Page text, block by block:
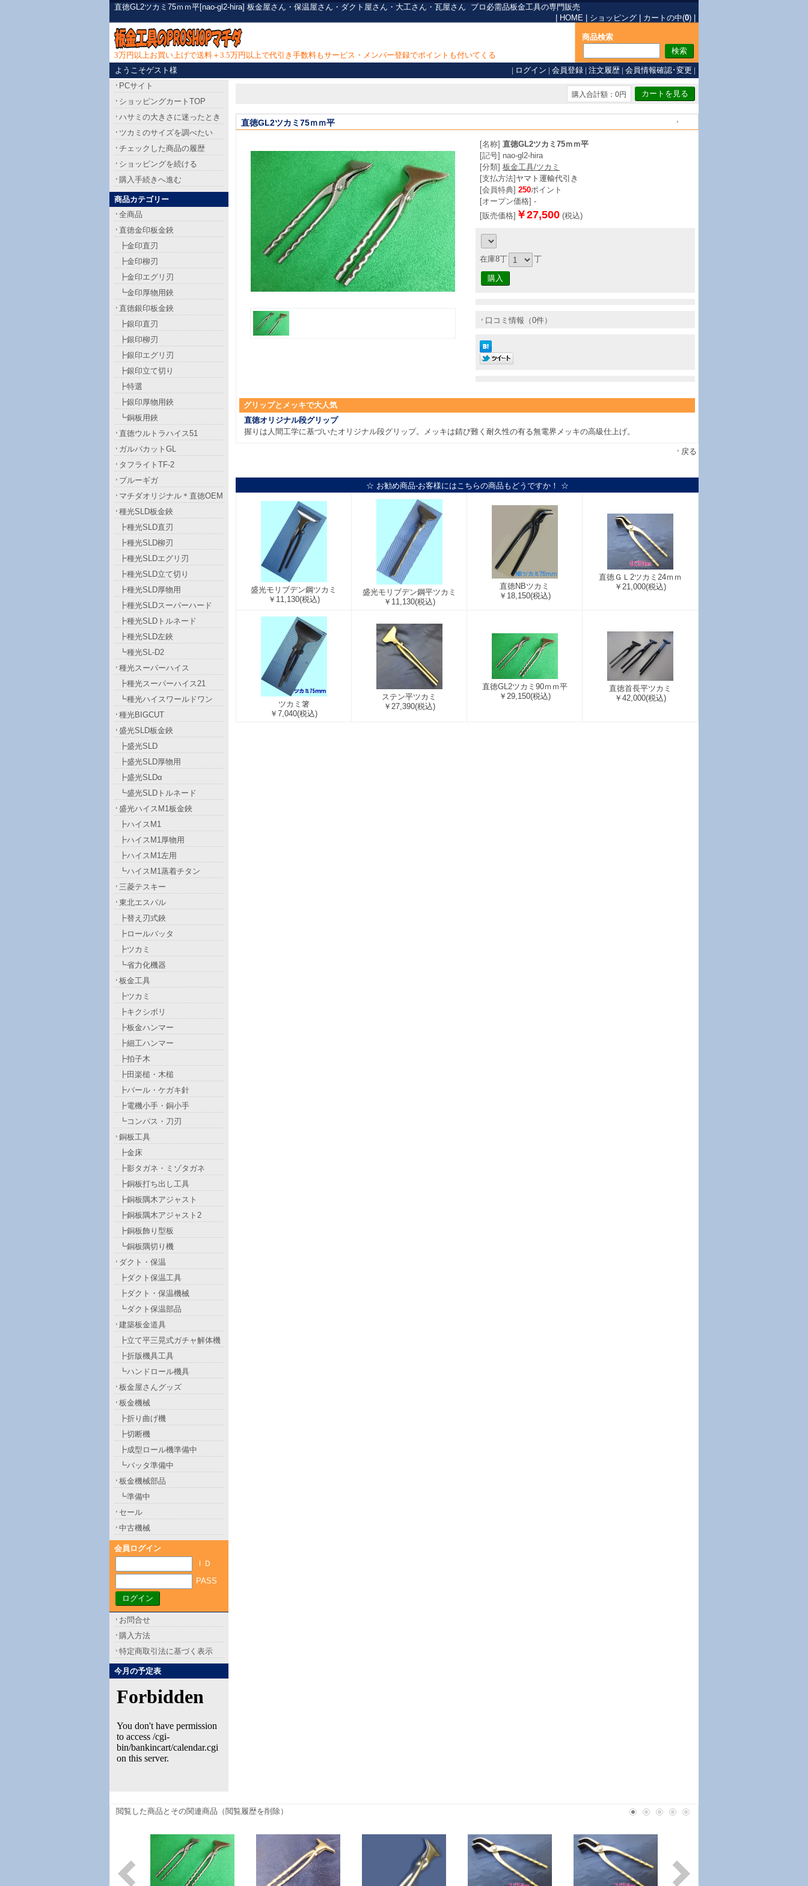
直徳GL2ツカミ75ｍｍ平[nao-gl2-hira] 板金屋さん・保温屋さん・ダクト屋さん・大工さん・瓦屋さん プロ必需品板金工具の専門販売
HOME ショッピング カートの中(0)
3万円以上お買い上げで送料＋3.5万円以上で代引き手数料もサービス・メンバー登録でポイントも付いてくる
商品検索
ようこそゲスト様 | ログイン | 会員登録 | 注文履歴 | 会員情報確認･変更 |
購入合計額：0円
直徳GL2ツカミ75ｍｍ平
[名称] 直徳GL2ツカミ75ｍｍ平
[記号] nao-gl2-hira
[分類] 板金工具/ツカミ
[支払方法] ヤマト運輸代引き
[会員特典] 250ポイント
[オープン価格] -
[販売価格] ￥27,500 (税込)
在庫8丁 丁
口コミ情報（0件）
グリップとメッキで大人気
直徳オリジナル段グリップ
握りは人間工学に基づいたオリジナル段グリップ。メッキは錆び難く耐久性の有る無電界メッキの高級仕上げ。
戻る
☆ お勧め商品-お客様にはこちらの商品もどうですか！ ☆
盛光モリブデン鋼ツカミ
￥11,130(税込)
盛光モリブデン鋼平ツカミ
￥11,130(税込)
直徳NBツカミ
￥18,150(税込)
直徳ＧＬ2ツカミ24ｍｍ
￥21,000(税込)
ツカミ箸
￥7,040(税込)
ステン平ツカミ
￥27,390(税込)
直徳GL2ツカミ90ｍｍ平
￥29,150(税込)
直徳首長平ツカミ
￥42,000(税込)
PCサイト
ショッピングカートTOP
ハサミの大きさに迷ったとき
ツカミのサイズを調べたい
チェックした商品の履歴
ショッピングを続ける
購入手続きへ進む
商品カテゴリー
全商品
直徳金印板金鋏
┣金印直刃
┣金印柳刃
┣金印エグリ刃
┗金印厚物用鋏
直徳銀印板金鋏
┣銀印直刃
┣銀印柳刃
┣銀印エグリ刃
┣銀印立て切り
┣特選
┣銀印厚物用鋏
┗銅板用鋏
直徳ウルトラハイス51
ガルバカットGL
タフライトTF-2
ブルーギガ
マチダオリジナル＊直徳OEM
種光SLD板金鋏
┣種光SLD直刃
┣種光SLD柳刃
┣種光SLDエグリ刃
┣種光SLD立て切り
┣種光SLD厚物用
┣種光SLDスーパーハード
┣種光SLDトルネード
┣種光SLD左鋏
┗種光SL-D2
種光スーパーハイス
┣種光スーパーハイス21
┗種光ハイスワールドワン
種光BIGCUT
盛光SLD板金鋏
┣盛光SLD
┣盛光SLD厚物用
┣盛光SLDα
┗盛光SLDトルネード
盛光ハイスM1板金鋏
┣ハイスM1
┣ハイスM1厚物用
┣ハイスM1左用
┗ハイスM1蒸着チタン
三菱テスキー
東北エスパル
┣替え刃式鋏
┣ロールバッタ
┣ツカミ
┗省力化機器
板金工具
┣ツカミ
┣キクシボリ
┣板金ハンマー
┣細工ハンマー
┣拍子木
┣田楽槌・木槌
┣バール・ケガキ針
┣電機小手・銅小手
┗コンパス・刀刃
銅板工具
┣金床
┣影タガネ・ミゾタガネ
┣銅板打ち出し工具
┣銅板隅木アジャスト
┣銅板隅木アジャスト2
┣銅板飾り型板
┗銅板隅切り機
ダクト・保温
┣ダクト保温工具
┣ダクト・保温機械
┗ダクト保温部品
建築板金道具
┣立て平三晃式ガチャ解体機
┣折版機具工具
┗ハンドロール機具
板金屋さんグッズ
板金機械
┣折り曲げ機
┣切断機
┣成型ロール機準備中
┗バッタ準備中
板金機械部品
┗準備中
セール
中古機械
会員ログイン
ＩＤ
PASS
お問合せ
購入方法
特定商取引法に基づく表示
今月の予定表